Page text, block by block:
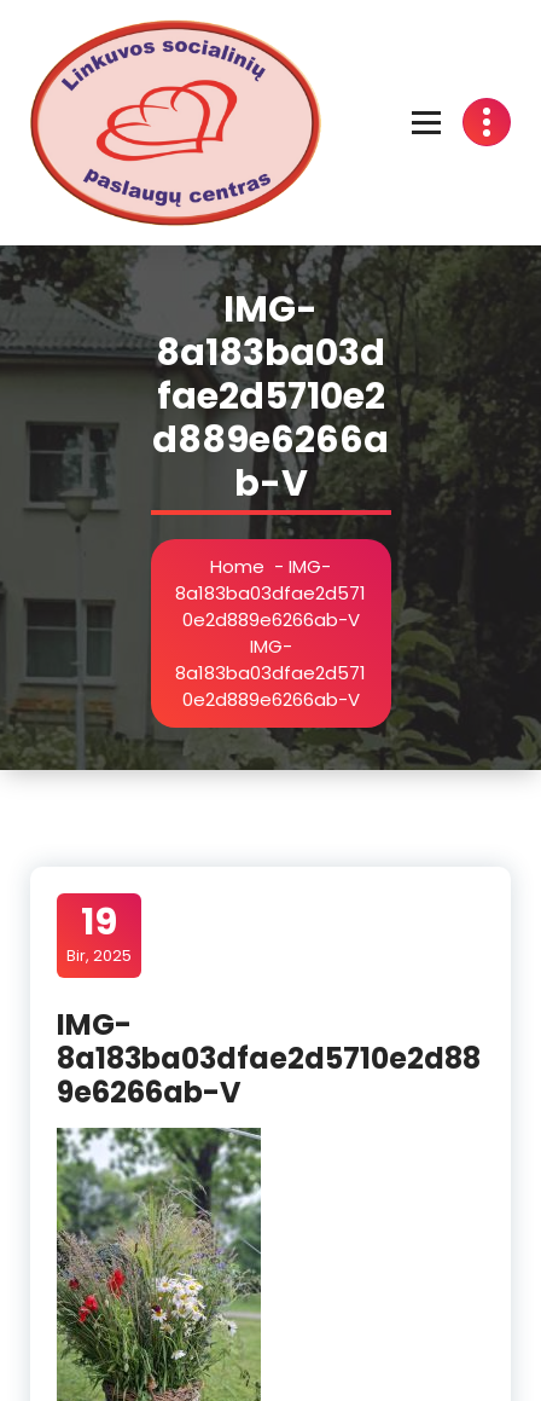
IMG-
8a183ba03d
fae2d5710e2
d889e6266a
b-V
Home - IMG-
8a183ba03dfae2d571
0e2d889e6266ab-V
IMG-
8a183ba03dfae2d571
0e2d889e6266ab-V
19
Bir, 2025
IMG-
8a183ba03dfae2d5710e2d88
9e6266ab-V